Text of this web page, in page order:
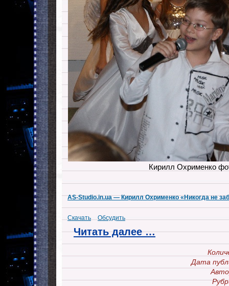
Кирилл Охрименко
AS-Studio.in.ua — Кирилл Охрименко «Никогда не
Скачать Обсудить
Читать далее …
Дата